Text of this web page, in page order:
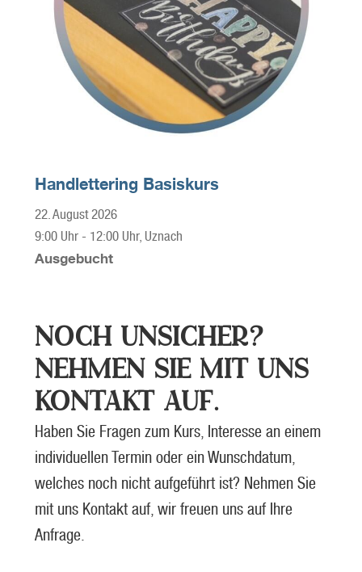
Handlettering Basiskurs
22. August 2026
9:00 Uhr- 12:00 Uhr, Uznach
Ausgebucht
NOCH UNSICHER?
NEHMEN SIE MIT UNS
KONTAKT AUF.
Haben Sie Fragen zum Kurs, Interesse an einem
individuellen Termin oder ein Wunschdatum,
welches noch nicht aufgeführt ist? Nehmen Sie
mit uns Kontakt auf, wir freuen uns auf Ihre
Anfrage.